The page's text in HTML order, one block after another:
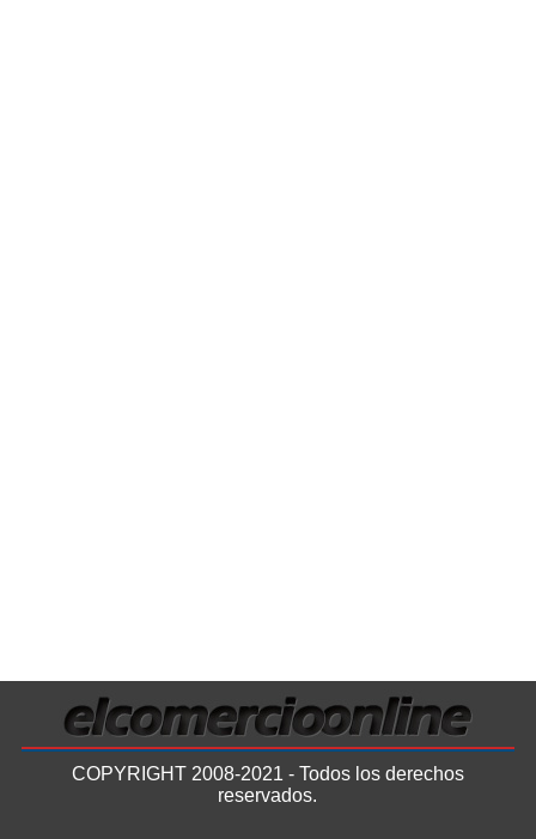
COPYRIGHT 2008-2021 - Todos los derechos
reservados.